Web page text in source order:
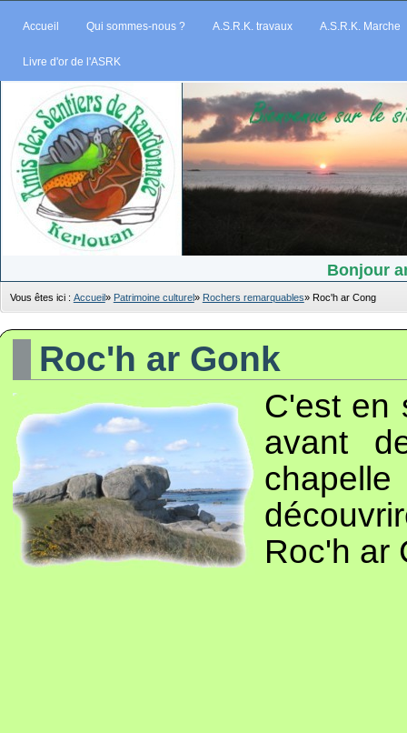
Accueil Qui sommes-nous ? A.S.R.K. travaux A.S.R.K. Marche
Livre d'or de l'ASRK
Bonjour
Vous êtes ici : Accueil» Patrimoine culturel» Rochers remarquables» Roc'h ar Cong
Roc'h ar Gonk
C'est en
avant
Roc'h ar